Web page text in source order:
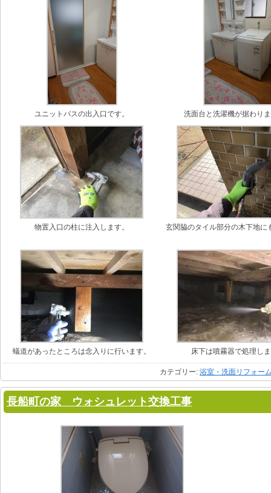
ユニットバスの出入口です。 洗面台と洗濯機が据わり
物置入口の柱に注入します。 玄関脇のタイル部分の木下地に
蟻道があったところは念入りに行います。 床下は噴霧器で処理し
カテゴリー: 浴室・洗面リフォー
長船町の家 ウォシュレット交換工事